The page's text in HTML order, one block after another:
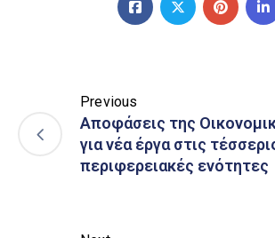
Previous
Αποφάσεις της
για νέα έργα στις
περιφερειακές ενότητες